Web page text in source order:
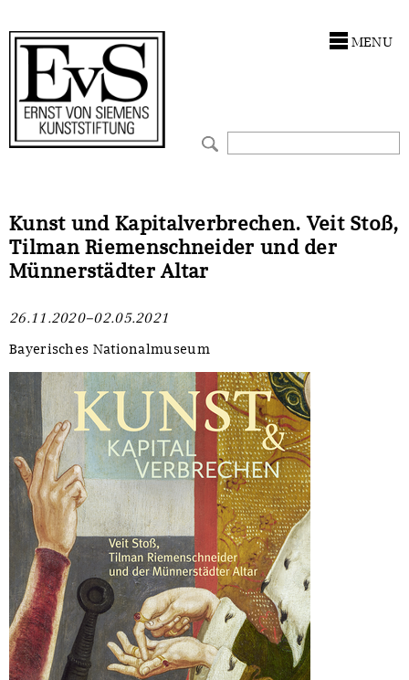
MENU
Kunst und Kapitalverbrechen. Veit Stoß,
Tilman Riemenschneider und der
Münnerstädter Altar
26.11.2020–02.05.2021
Bayerisches Nationalmuseum
Förderphilosophie
Gremien
Presse und Neuigkeiten
Ankauf
Restaurierungen
Werkverzeichnisse
Zwischenfinanzierung